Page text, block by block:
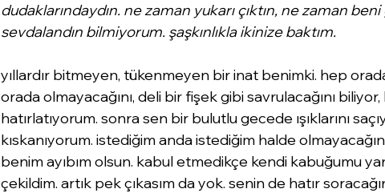
dudaklarındaydın. ne zaman yukarı çıktın, ne zaman
sevdalandın bilmiyorum. şaşkınlıkla ikinize baktım.
yıllardır bitmeyen, tükenmeyen bir inat benimki. hep
orada olmayacağını, deli bir fişek gibi savrulacağını
hatırlatıyorum. sonra sen bir bulutlu gecede ışıklarını
kıskanıyorum. istediğim anda istediğim halde
benim ayıbım olsun. kabul etmedikçe kendi kabuğumu
çekildim. artık pek çıkasım da yok. senin de hatır